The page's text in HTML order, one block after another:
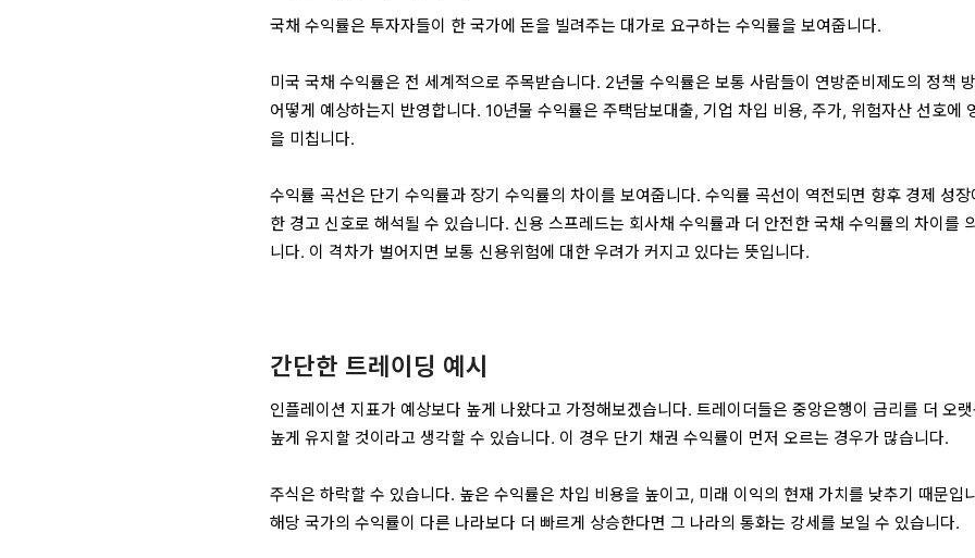
국채 수익률은 투자자들이 한 국가에 돈을 빌려주는 대가로 요구하는 수익률을 보여줍니다.
미국 국채 수익률은 전 세계적으로 주목받습니다. 2년물 수익률은 보통 사람들이 연방준비제도의 정책
어떻게 예상하는지 반영합니다. 10년물 수익률은 주택담보대출, 기업 차입 비용, 주가, 위험자산 선호에
을 미칩니다.
수익률 곡선은 단기 수익률과 장기 수익률의 차이를 보여줍니다. 수익률 곡선이 역전되면 향후 경제 성장
한 경고 신호로 해석될 수 있습니다. 신용 스프레드는 회사채 수익률과 더 안전한 국채 수익률의 차이를
니다. 이 격차가 벌어지면 보통 신용위험에 대한 우려가 커지고 있다는 뜻입니다.
간단한 트레이딩 예시
인플레이션 지표가 예상보다 높게 나왔다고 가정해보겠습니다. 트레이더들은 중앙은행이 금리를 더 오
높게 유지할 것이라고 생각할 수 있습니다. 이 경우 단기 채권 수익률이 먼저 오르는 경우가 많습니다.
주식은 하락할 수 있습니다. 높은 수익률은 차입 비용을 높이고, 미래 이익의 현재 가치를 낮추기 때문입
해당 국가의 수익률이 다른 나라보다 더 빠르게 상승한다면 그 나라의 통화는 강세를 보일 수 있습니다.